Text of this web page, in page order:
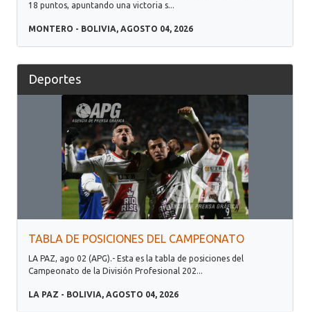
18 puntos, apuntando una victoria s...
MONTERO - BOLIVIA, AGOSTO 04, 2026
Deportes
TABLA DE POSICIONES DEL CAMPEONATO
LA PAZ, ago 02 (APG).- Esta es la tabla de posiciones del
Campeonato de la División Profesional 202...
LA PAZ - BOLIVIA, AGOSTO 04, 2026